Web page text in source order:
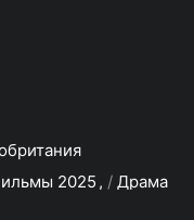
2025 / Драма